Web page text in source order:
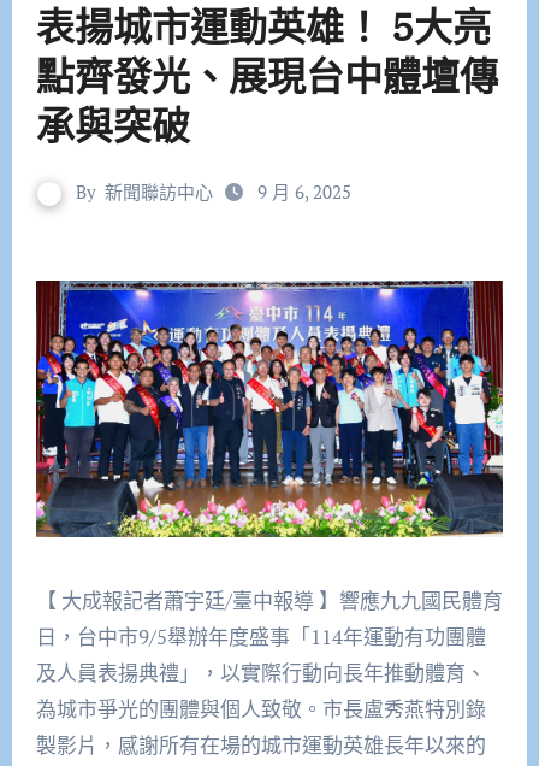
表揚城市運動英雄！ 5大亮
點齊發光、展現台中體壇傳
承與突破
By 新聞聯訪中心 9 月 6, 2025
【 大成報記者蕭宇廷/臺中報導 】響應九九國民體育
日，台中市9/5舉辦年度盛事「114年運動有功團體
及人員表揚典禮」，以實際行動向長年推動體育、
為城市爭光的團體與個人致敬。市長盧秀燕特別錄
製影片，感謝所有在場的城市運動英雄長年以來的